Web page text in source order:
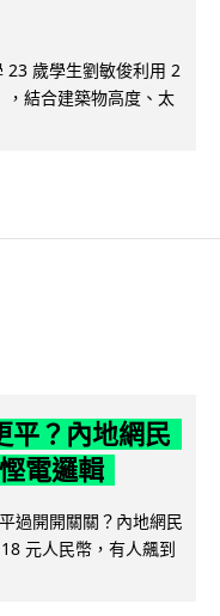
23 歲學生劉敏俊利用 2
結合建築物高度、太
平？內地網民
電邏輯
過開開關關？內地網民
元人民幣，有人飆到